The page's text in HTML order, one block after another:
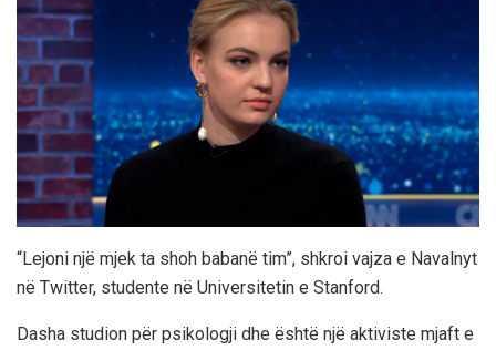
“Lejoni një mjek ta shoh babanë tim”, shkroi vajza e Navalnyt
në Twitter, studente në Universitetin e Stanford.
Dasha studion për psikologji dhe është një aktiviste mjaft e